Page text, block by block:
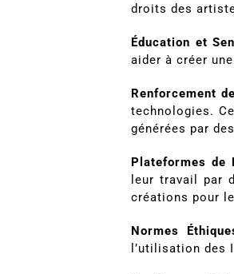
droits des
Éducation et
aider à créer
Renforcement
technologies.
générées par
Plateformes de
leur travail par
créations pour
Normes
l’utilisation des